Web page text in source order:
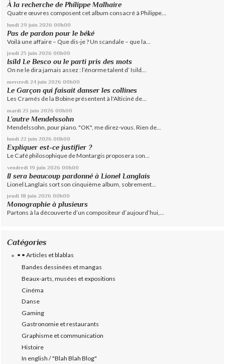
À la recherche de Philippe Malhaire
Quatre œuvres composent cet album consacré à Philippe...
lundi 29 juin 2026 00h00
Pas de pardon pour le béké
Voilà une affaire – Que dis-je ? Un scandale – que la...
jeudi 25 juin 2026 00h00
Isild Le Besco ou le parti pris des mots
On ne le dira jamais assez : l’énorme talent d’ Isild...
mercredi 24 juin 2026 00h00
Le Garçon qui faisait danser les collines
Les Cramés de la Bobine présentent à l'Alticiné de...
mardi 23 juin 2026 00h00
L’autre Mendelssohn
Mendelssohn, pour piano. "OK", me direz-vous. Rien de...
lundi 22 juin 2026 00h00
Expliquer est-ce justifier ?
Le Café philosophique de Montargis proposera son...
vendredi 19 juin 2026 00h00
Il sera beaucoup pardonné à Lionel Langlais
Lionel Langlais sort son cinquième album, sobrement...
jeudi 18 juin 2026 00h00
Monographie à plusieurs
Partons à la découverte d’un compositeur d’aujourd’hui,...
Catégories
• • Articles et blablas
Bandes dessinées et mangas
Beaux-arts, musées et expositions
Cinéma
Danse
Gaming
Gastronomie et restaurants
Graphisme et communication
Histoire
In english / "Blah Blah Blog"